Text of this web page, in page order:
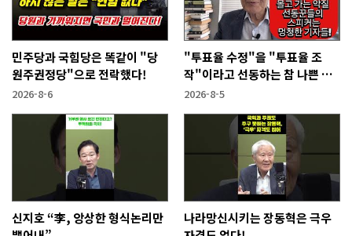
민주당과 국힘당은 똑같이 "당
원주권정당"으로 전락했다!
2026-8-6
"투표율 수정"을 "투표율 조
작"이라고 선동하는 참 나쁜 사
람들!
2026-8-5
신지호 “李, 앙상한 형식논리만
나라망신시키는 장동혁은 극우